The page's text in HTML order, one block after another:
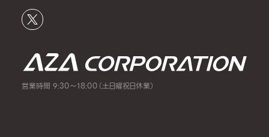
営業時間 9:30～18:00（土日曜祝日休業）